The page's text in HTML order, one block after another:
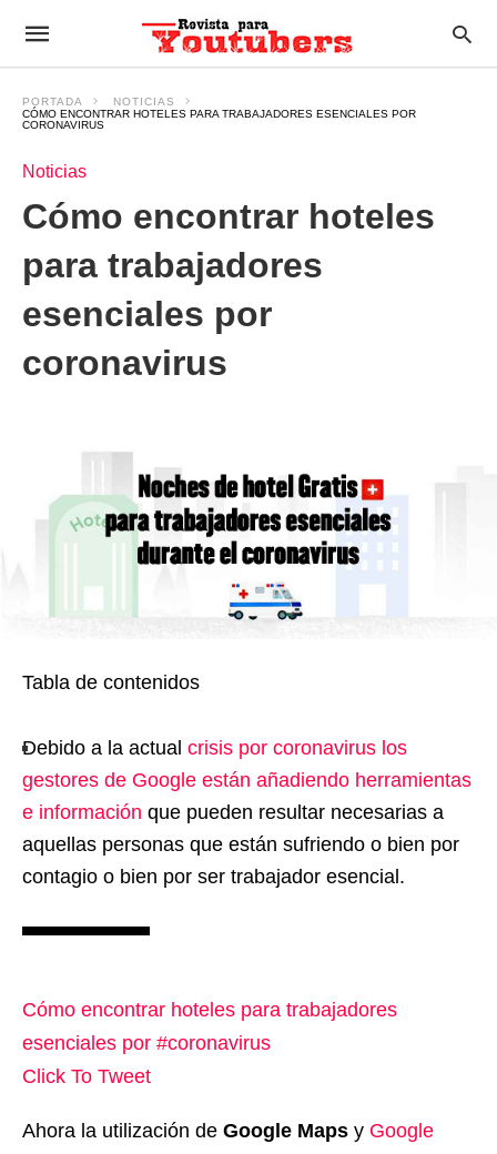
PORTADA
NOTICIAS
CÓMO ENCONTRAR HOTELES PARA TRABAJADORES ESENCIALES POR
CORONAVIRUS
Noticias
Cómo encontrar hoteles
para trabajadores
esenciales por
coronavirus
Tabla de contenidos
Debido a la actual crisis por coronavirus los
gestores de Google están añadiendo herramientas
e información que pueden resultar necesarias a
aquellas personas que están sufriendo o bien por
contagio o bien por ser trabajador esencial.
Cómo encontrar hoteles para trabajadores
esenciales por #coronavirus
Click To Tweet
Ahora la utilización de Google Maps y Google